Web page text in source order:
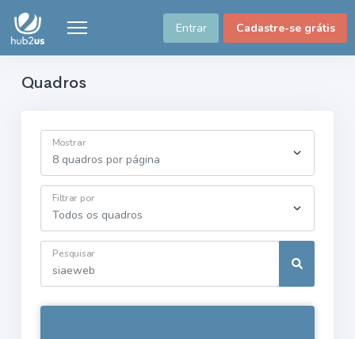
Entrar Cadastre-se grátis
Quadros
Mostrar
Filtrar por
Pesquisar